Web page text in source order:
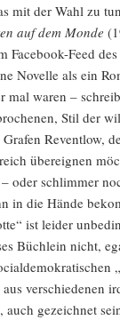
mit der Wahl zu
auf dem Mon­de
Face­book-Feed
Novel­le als ein
mal waren –
Stil der
Revent­low,
über­eig­nen
oder schlim­mer
in die Hän­de
ist lei­der
Büch­lein nicht,
ver­schie­de­nen
auch gezeich­net